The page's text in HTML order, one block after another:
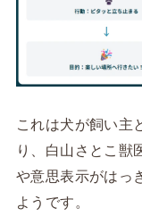
これは犬が飼い主
り、白山さとこ獣
や意思表示がはっ
ようです。